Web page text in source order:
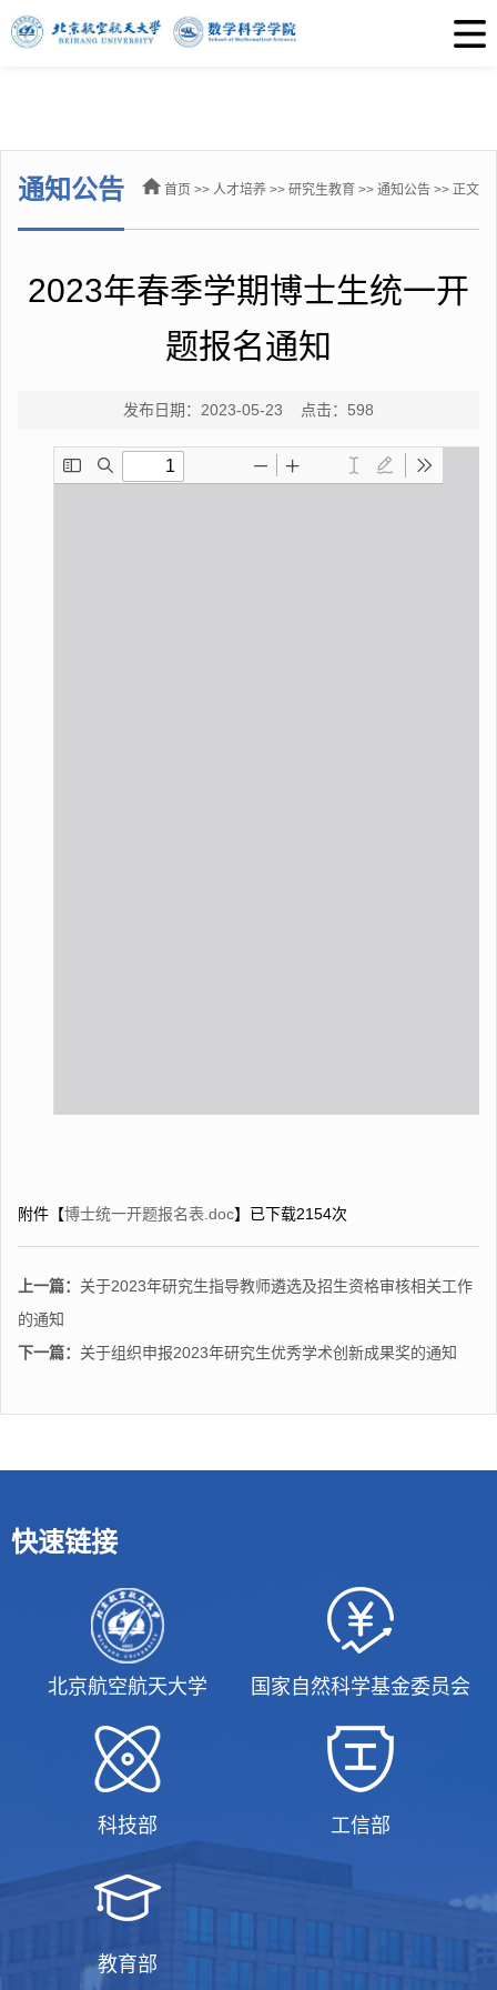
通知公告 首页 >> 人才培养 >> 研究生教育 >> 通知公告 >> 正文
2023年春季学期博士生统一开
题报名通知
发布日期：2023-05-23 点击： 598
附件【博士统一开题报名表.doc】已下载2154次
上一篇： 关于2023年研究生指导教师遴选及招生资格审核相关工作
的通知
下一篇： 关于组织申报2023年研究生优秀学术创新成果奖的通知
快速链接
北京航空航天大学 国家自然科学基金委员会
科技部 工信部
教育部